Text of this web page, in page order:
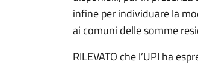
infine per individuare la
ai comuni delle somme
RILEVATO che l’UPI ha